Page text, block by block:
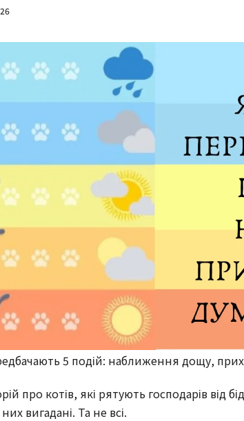
5 подій: наближення дощу,
про котів, які рятують господарів від
вигадані. Та не всі.